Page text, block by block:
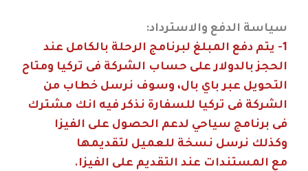
سياسة الدفع والاسترداد:
1- يتم دفع المبلغ لبرنامج الرحلة بالكامل عند
الحجز بالدولار على حساب الشركة فى تركيا ومتاح
التحويل عبر باي بال، وسوف نرسل خطاب من
الشركة فى تركيا للسفارة نذكر فيه انك مشترك
فى برنامج سياحي لدعم الحصول على الفيزا
وكذلك نرسل نسخة للعميل لتقديمها
مع المستندات عند التقديم على الفيزا.